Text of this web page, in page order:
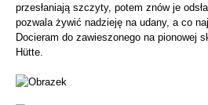
przesłaniają szczyty, potem znów je
pozwala żywić nadzieję na udany, a co
Docieram do zawieszonego na pionowej
Hütte.